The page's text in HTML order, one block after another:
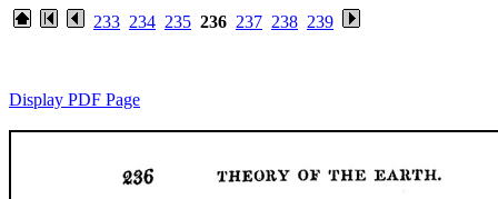
233 234 235 236 237 238 239
Display PDF Page